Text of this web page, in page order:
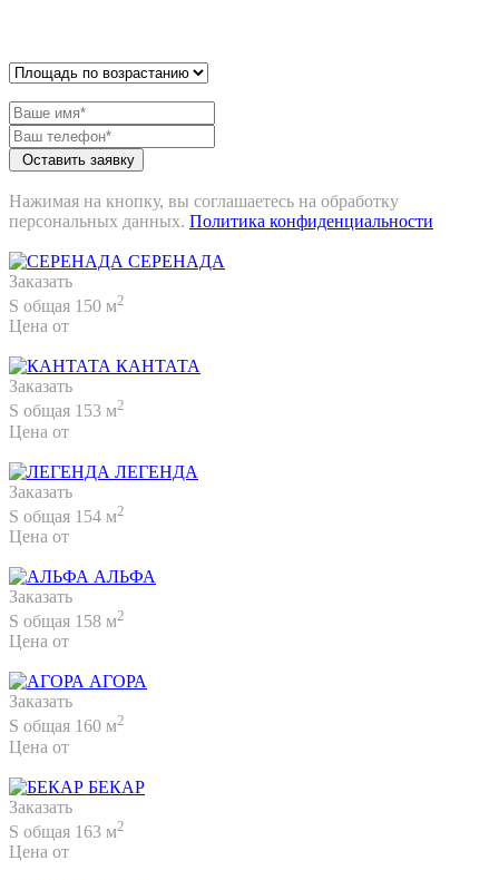
Нажимая на кнопку, вы соглашаетесь на обработку
персональных данных. Политика конфиденциальности
СЕРЕНАДА
Заказать
S общая 150 м2
Цена от
КАНТАТА
Заказать
S общая 153 м2
Цена от
ЛЕГЕНДА
Заказать
S общая 154 м2
Цена от
АЛЬФА
Заказать
S общая 158 м2
Цена от
АГОРА
Заказать
S общая 160 м2
Цена от
БЕКАР
Заказать
S общая 163 м2
Цена от